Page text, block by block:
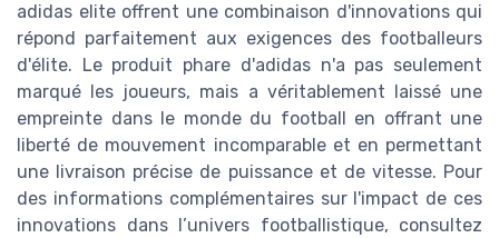
adidas elite offrent une combinaison d'innovations qui
répond parfaitement aux exigences des footballeurs
d'élite. Le produit phare d'adidas n'a pas seulement
marqué les joueurs, mais a véritablement laissé une
empreinte dans le monde du football en offrant une
liberté de mouvement incomparable et en permettant
une livraison précise de puissance et de vitesse. Pour
des informations complémentaires sur l'impact de ces
innovations dans l’univers footballistique, consultez